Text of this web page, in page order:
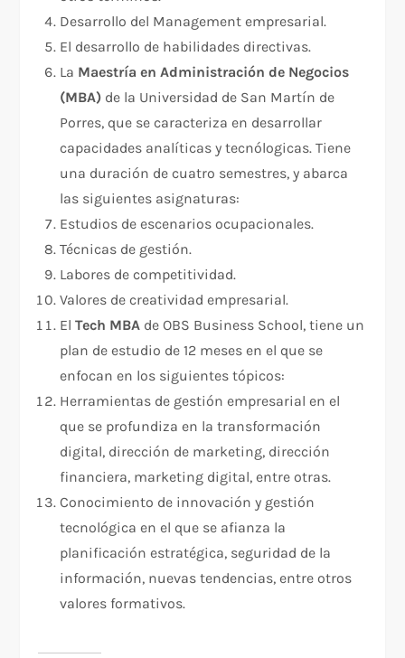
Desarrollo del Management empresarial.
El desarrollo de habilidades directivas.
La Maestría en Administración de Negocios
(MBA) de la Universidad de San Martín de
Porres, que se caracteriza en desarrollar
capacidades analíticas y tecnólogicas. Tiene
una duración de cuatro semestres, y abarca
las siguientes asignaturas:
Estudios de escenarios ocupacionales.
Técnicas de gestión.
Labores de competitividad.
Valores de creatividad empresarial.
ElTech MBA de OBS Business School, tiene un
plan de estudio de 12 meses en el que se
enfocan en los siguientes tópicos:
Herramientas de gestión empresarial en el
que se profundiza en la transformación
digital, dirección de marketing, dirección
financiera, marketing digital, entre otras.
Conocimiento de innovación y gestión
tecnológica en el que se afianza la
planificación estratégica, seguridad de la
información, nuevas tendencias, entre otros
valores formativos.